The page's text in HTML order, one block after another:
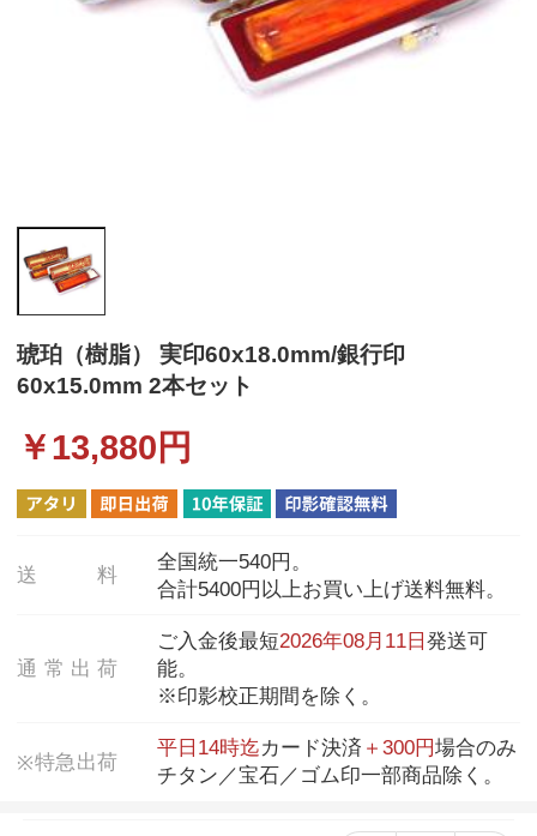
琥珀（樹脂） 実印60x18.0mm/銀行印
60x15.0mm 2本セット
￥13,880 円
送 料
全国統一540円。
合計5400円以上お買い上げ送料無料。
通 常 出 荷
ご入金後最短2026年08月11日発送可
能。
※印影校正期間を除く。
※特急出荷
平日14時迄カード決済 ＋300円場合のみ
チタン／宝石／ゴム印一部商品除く。